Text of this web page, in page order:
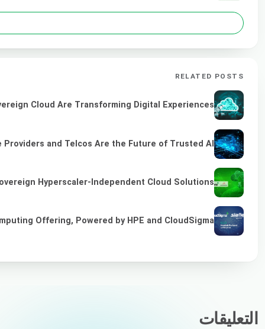
RELATED POSTS
Cloud Are Transforming Digital Experiences
Providers and Telcos Are the Future of Trusted AI
Hyperscaler-Independent Cloud Solutions
Offering, Powered by HPE and CloudSigma
التعليقات